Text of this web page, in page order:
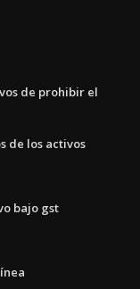
de prohibir el
de los activos
bajo gst